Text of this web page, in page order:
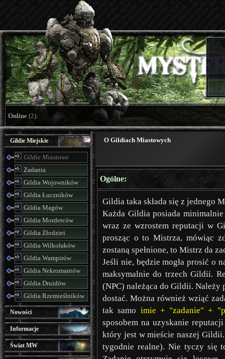
Online (2):
Gildie Miejskie
Gildie Miastowe
Zadania
Gildia Wojowników
Gildia Łuczników
Gildia Magów
Gildia Morderców
Gildia Złodziei
Gildia Wilkołaków
Gildia Wampirów
Gildia Nekromantów
Gildia Druidów
Gildia Rzemieślników
Nowości
Informacje
Świat MW
O Gildiach Miastowych
Ogólne:
Gildia taka składa się z jednego
Każda Gildia posiada
wraz ze wzrostem reputacji w
prosząc o to Mistrza, mówiąc
zostaną spełnione, to Mistrz da
Jeśli nie, będzie mogła prosić o
maksymalnie do trzech Gildii.
(NPC) należąca do Gildii.
dostać. Można również wziąć
tak samo imie + "zadanie" +
sposobem na uzyskanie
który jest w mieście naszej
tygodnie realne). Nie tyczy się